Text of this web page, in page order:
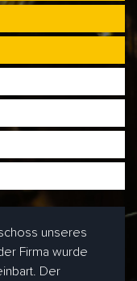
unseres
Firma wurde
Der